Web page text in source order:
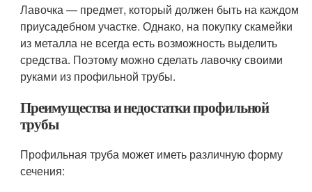
Лавочка — предмет, который должен быть на каждом
приусадебном участке. Однако, на покупку скамейки
из металла не всегда есть возможность выделить
средства. Поэтому можно сделать лавочку своими
руками из профильной трубы.
Преимущества и недостатки профильной
трубы
Профильная труба может иметь различную форму
сечения: